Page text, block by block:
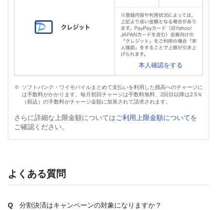
本人確認をする
ソフトバンク・ワイモバイルまとめて支払いを利用した残高へのチャージに
は手数料がかかります。毎月初回チャージは手数料無料、2回目以降は2.5％
（税込）の手数料がチャージ金額に加算されて請求されます。
さらに詳細な上限金額についてはご利用上限金額についてを
ご確認ください。
よくある質問
分割決済はキャンペーンの対象になりますか？